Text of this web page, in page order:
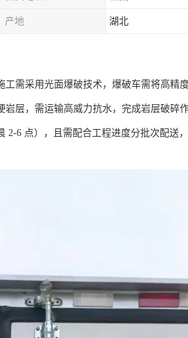
产地 湖北
需采用光面爆破技术，爆破车需将高精
层，需运输高威力抗水，完成岩层破碎
6 点），且需配合工程进度分批次配送